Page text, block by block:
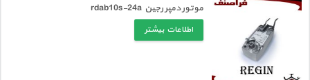
موتور دمپر رجین rdab10s-24a
اطلاعات بیشتر